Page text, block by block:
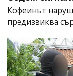
Кофеинът
предизвиква